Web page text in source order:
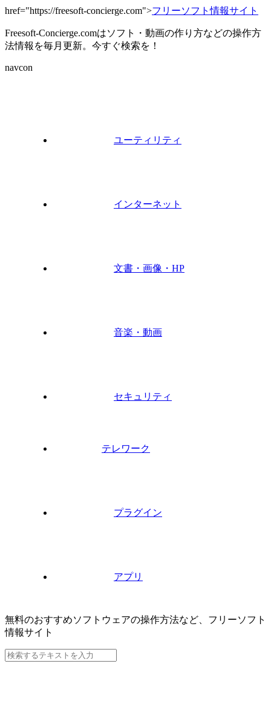
href="https://freesoft-concierge.com">フリーソフト情報サイト
Freesoft-Concierge.comはソフト・動画の作り方などの操作方
法情報を毎月更新。今すぐ検索を！
navcon
ユーティリティ
インターネット
文書・画像・HP
音楽・動画
セキュリティ
テレワーク
プラグイン
アプリ
無料のおすすめソフトウェアの操作方法など、 フリーソフト
情報サイト